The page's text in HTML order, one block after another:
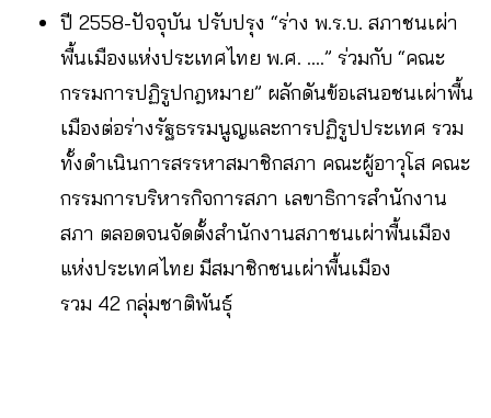
ปี 2558-ปัจจุบัน ปรับปรุง “ร่าง พ.ร.บ. สภาชนเผ่า
พื้นเมืองแห่งประเทศไทย พ.ศ. ….” ร่วมกับ “คณะ
กรรมการปฏิรูปกฎหมาย” ผลักดันข้อเสนอชนเผ่าพื้น
เมืองต่อร่างรัฐธรรมนูญและการปฏิรูปประเทศ รวม
ทั้งดำเนินการสรรหาสมาชิกสภา คณะผู้อาวุโส คณะ
กรรมการบริหารกิจการสภา เลขาธิการสำนักงาน
สภา ตลอดจนจัดตั้งสำนักงานสภาชนเผ่าพื้นเมือง
แห่งประเทศไทย มีสมาชิกชนเผ่าพื้นเมือง
รวม 42 กลุ่มชาติพันธ์ุ